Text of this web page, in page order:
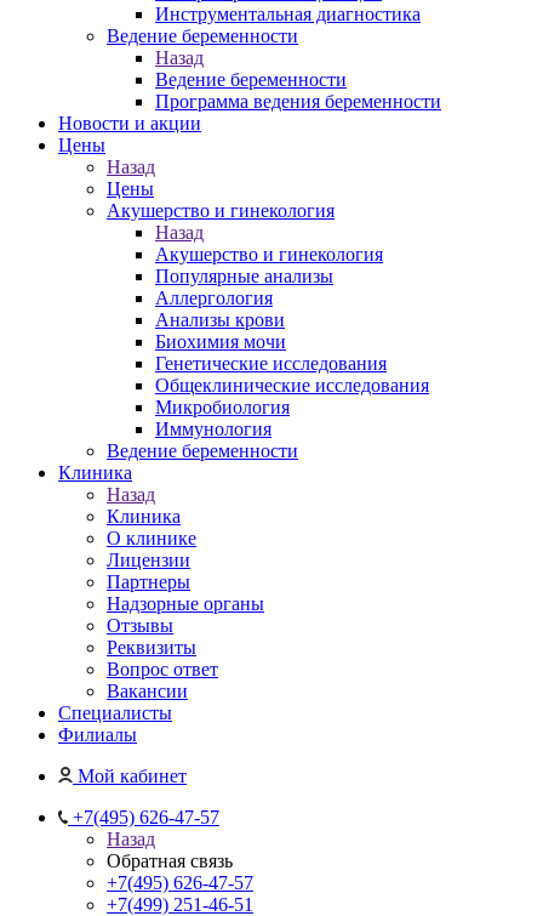
Инструментальная диагностика
Ведение беременности
Назад
Ведение беременности
Программа ведения беременности
Новости и акции
Цены
Назад
Цены
Акушерство и гинекология
Назад
Акушерство и гинекология
Популярные анализы
Аллергология
Анализы крови
Биохимия мочи
Генетические исследования
Общеклинические исследования
Микробиология
Иммунология
Ведение беременности
Клиника
Назад
Клиника
О клинике
Лицензии
Партнеры
Надзорные органы
Отзывы
Реквизиты
Вопрос ответ
Вакансии
Специалисты
Филиалы
Мой кабинет
+7(495) 626-47-57
Назад
Обратная связь
+7(495) 626-47-57
+7(499) 251-46-51